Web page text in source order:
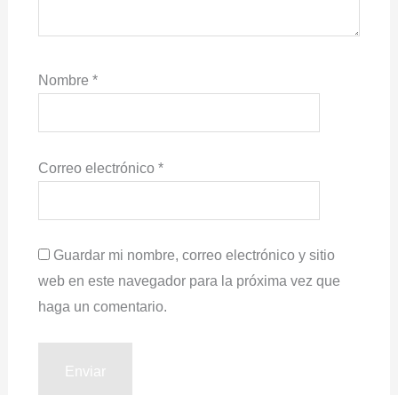
Nombre *
Correo electrónico *
Guardar mi nombre, correo electrónico y sitio
web en este navegador para la próxima vez que
haga un comentario.